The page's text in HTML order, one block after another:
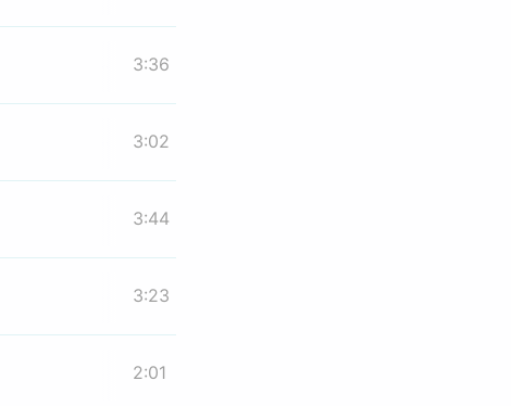
3:36
3:02
3:44
3:23
2:01